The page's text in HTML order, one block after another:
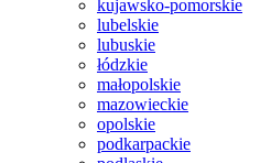
kujawsko-pomorskie
lubelskie
lubuskie
łódzkie
małopolskie
mazowieckie
opolskie
podkarpackie